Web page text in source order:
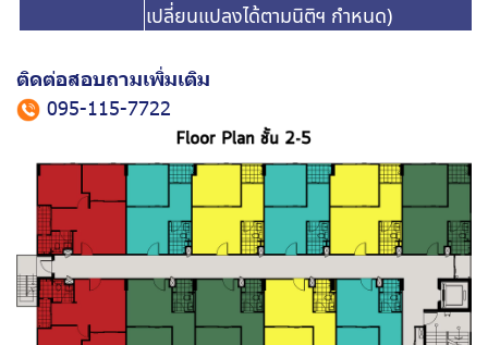
เปลี่ยนแปลงได้ตามนิติฯ กำหนด)
ติดต่อสอบถามเพิ่มเติม
095-115-7722